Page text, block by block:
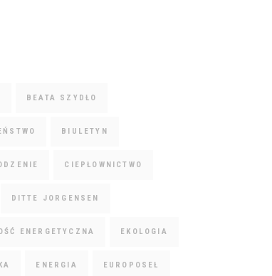
BEATA SZYDŁO
BIULETYN
CIEPŁOWNICTWO
DITTE JORGENSEN
ENERGETYCZNA EKOLOGIA
ENERGIA EUROPOSEŁ